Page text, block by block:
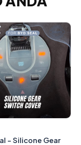
- Silicone Gear